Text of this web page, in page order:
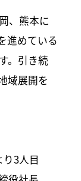
、熊本に
進めている
。引き続
域展開を
り3人目